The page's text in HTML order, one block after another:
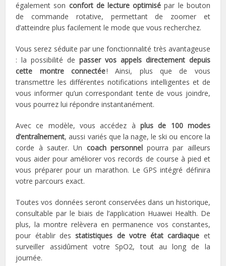
également son confort de lecture optimisé par le bouton
de commande rotative, permettant de zoomer et
d’atteindre plus facilement le mode que vous recherchez.
Vous serez séduite par une fonctionnalité très avantageuse
: la possibilité de passer vos appels directement depuis
cette montre connectée! Ainsi, plus que de vous
transmettre les différentes notifications intelligentes et de
vous informer qu’un correspondant tente de vous joindre,
vous pourrez lui répondre instantanément.
Avec ce modèle, vous accédez à plus de 100 modes
d’entraînement, aussi variés que la nage, le ski ou encore la
corde à sauter. Un coach personnelpourra par ailleurs
vous aider pour améliorer vos records de course à pied et
vous préparer pour un marathon. Le GPS intégré définira
votre parcours exact.
Toutes vos données seront conservées dans un historique,
consultable par le biais de l’application Huawei Health. De
plus, la montre relèvera en permanence vos constantes,
pour établir desstatistiques de votre état cardiaque et
surveiller assidûment votre SpO2, tout au long de la
journée.